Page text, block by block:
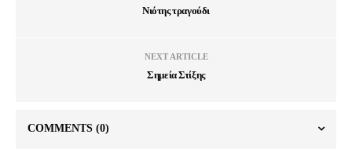
Νιότης τραγούδι
NEXT ARTICLE
Σημεία Στίξης
COMMENTS (0)